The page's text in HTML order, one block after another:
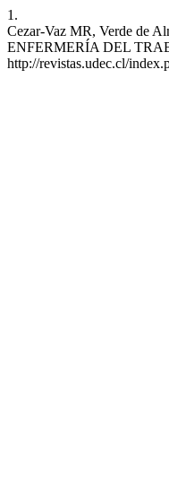
1.
Cezar-Vaz MR, Verde de
ENFERMERÍA DEL
http://revistas.udec.cl/